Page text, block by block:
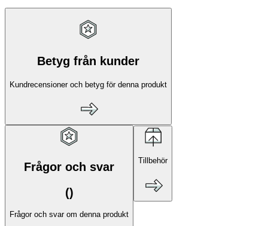
Betyg från kunder
Kundrecensioner och betyg för denna produkt
Frågor och svar
()
Frågor och svar om denna produkt
Tillbehör